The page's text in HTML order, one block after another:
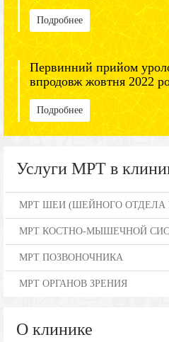
Подробнее
Первинний прийом
впродовж жовтня 2022
Подробнее
Услуги МРТ в
МРТ ШЕИ (ШЕЙНОГО ОТДЕЛА
МРТ КОСТНО-МЫШЕЧНОЙ
МРТ ПОЗВОНОЧНИКА
МРТ ОРГАНОВ ЗРЕНИЯ
О клинике